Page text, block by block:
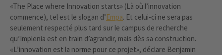
«The Place where Innovation starts» (Là où l’innovation
commence), tel est le slogan d’Empa. Et celui-ci ne sera pas
seulement respecté plus tard sur le campus de recherche
qu’Implenia est en train d’agrandir, mais dès sa construction.
«L’innovation est la norme pour ce projet», déclare Benjamin